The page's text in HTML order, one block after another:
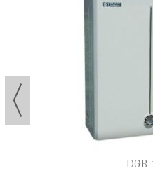
DGB-